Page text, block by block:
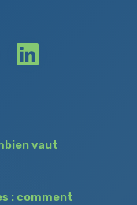
vaut
: comment